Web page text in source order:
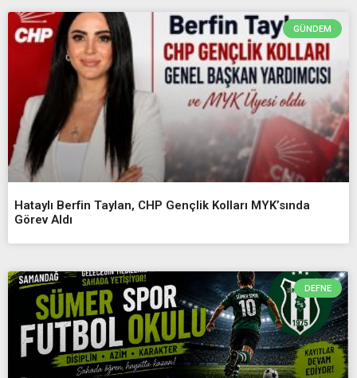
GÜNDEM
Hataylı Berfin Taylan, CHP Gençlik Kolları MYK’sında
Görev Aldı
DEFNE